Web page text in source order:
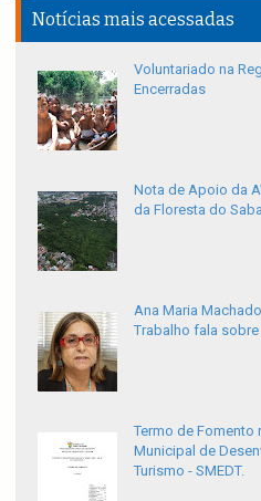
Notícias mais acessadas
Voluntariado na
Encerradas
Nota de Apoio da
da Floresta do
Ana Maria
Trabalho fala
Termo de Fomento
Municipal de
Turismo - SMEDT.